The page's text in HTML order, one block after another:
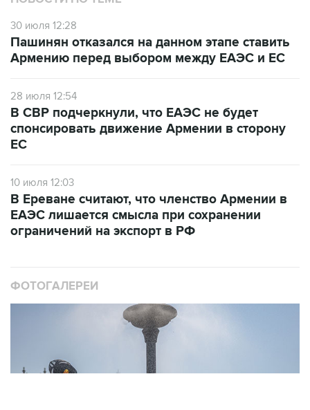
30 июля 12:28
Пашинян отказался на данном этапе ставить
Армению перед выбором между ЕАЭС и ЕС
28 июля 12:54
В СВР подчеркнули, что ЕАЭС не будет
спонсировать движение Армении в сторону
ЕС
10 июля 12:03
В Ереване считают, что членство Армении в
ЕАЭС лишается смысла при сохранении
ограничений на экспорт в РФ
ФОТОГАЛЕРЕИ